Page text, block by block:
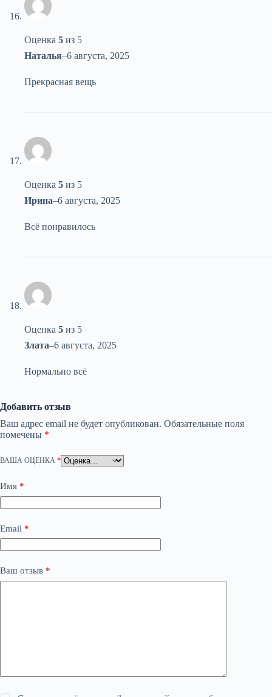
Оценка 5 из 5
Наталья–6 августа, 2025
Прекрасная вещь
Оценка 5 из 5
Ирина–6 августа, 2025
Всё понравилось
Оценка 5 из 5
Злата–6 августа, 2025
Нормально всё
Добавить отзыв
Ваш адрес email не будет опубликован. Обязательные поля
помечены *
ВАША ОЦЕНКА *
Имя *
Email *
Ваш отзыв *